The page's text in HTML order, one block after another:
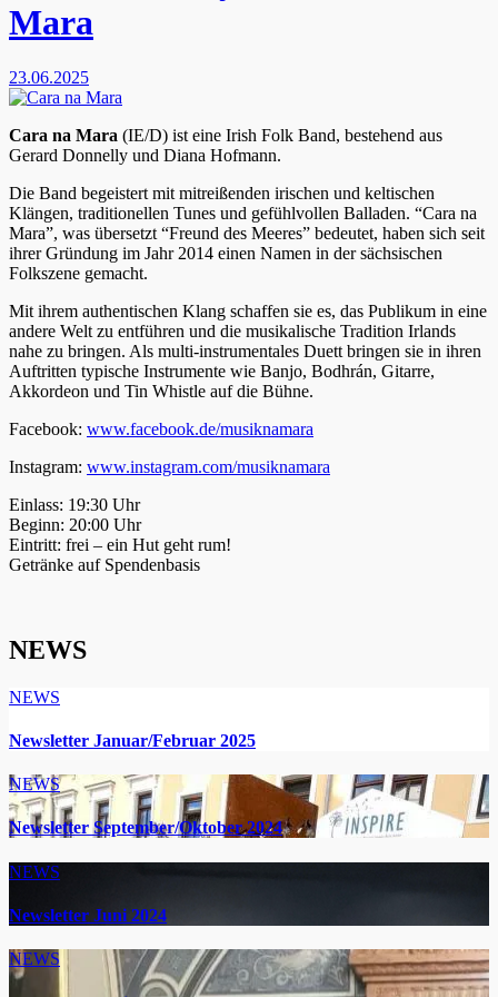
Mara
23.06.2025
Cara na Mara (IE/D) ist eine Irish Folk Band, bestehend aus
Gerard Donnelly und Diana Hofmann.
Die Band begeistert mit mitreißenden irischen und keltischen
Klängen, traditionellen Tunes und gefühlvollen Balladen. “Cara na
Mara”, was übersetzt “Freund des Meeres” bedeutet, haben sich seit
ihrer Gründung im Jahr 2014 einen Namen in der sächsischen
Folkszene gemacht.
Mit ihrem authentischen Klang schaffen sie es, das Publikum in eine
andere Welt zu entführen und die musikalische Tradition Irlands
nahe zu bringen. Als multi-instrumentales Duett bringen sie in ihren
Auftritten typische Instrumente wie Banjo, Bodhrán, Gitarre,
Akkordeon und Tin Whistle auf die Bühne.
Facebook: www.facebook.de/musiknamara
Instagram: www.instagram.com/musiknamara
Einlass: 19:30 Uhr
Beginn: 20:00 Uhr
Eintritt: frei – ein Hut geht rum!
Getränke auf Spendenbasis
NEWS
NEWS
Newsletter Januar/Februar 2025
NEWS
Newsletter September/Oktober 2024
NEWS
Newsletter Juni 2024
NEWS